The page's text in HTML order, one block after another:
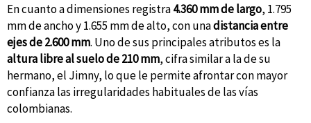
En cuanto a dimensiones registra4.360 mm de largo, 1.795
mm de ancho y 1.655 mm de alto, con unadistancia entre
ejes de 2.600 mm. Uno de sus principales atributos es la
altura libre al suelo de 210 mm, cifra similar a la de su
hermano, el Jimny, lo que le permite afrontar con mayor
confianza las irregularidades habituales de las vías
colombianas.